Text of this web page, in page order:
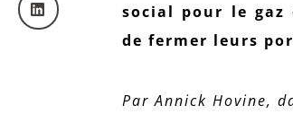
social pour le
de fermer leurs
Par Annick Hovine,